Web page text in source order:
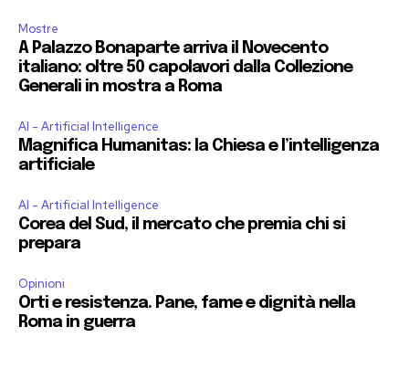
Mostre
A Palazzo Bonaparte arriva il Novecento
italiano: oltre 50 capolavori dalla Collezione
Generali in mostra a Roma
AI - Artificial Intelligence
Magnifica Humanitas: la Chiesa e l’intelligenza
artificiale
AI - Artificial Intelligence
Corea del Sud, il mercato che premia chi si
prepara
Opinioni
Orti e resistenza. Pane, fame e dignità nella
Roma in guerra